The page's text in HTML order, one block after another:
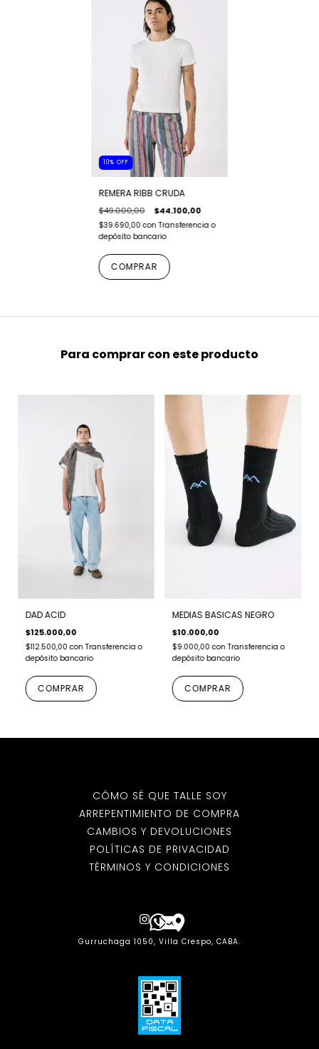
10% OFF
REMERA RIBB CRUDA
$49.000,00 $44.100,00
$39.690,00con Transferencia o
depósito bancario
COMPRAR
Para comprar con este producto
DAD ACID
$125.000,00
$112.500,00con Transferencia o
depósito bancario
COMPRAR
MEDIAS BASICAS NEGRO
$10.000,00
$9.000,00con Transferencia o
depósito bancario
COMPRAR
CÓMO SÉ QUE TALLE SOY
ARREPENTIMIENTO DE COMPRA
CAMBIOS Y DEVOLUCIONES
POLÍTICAS DE PRIVACIDAD
TÉRMINOS Y CONDICIONES
Gurruchaga 1050, Villa Crespo, CABA.